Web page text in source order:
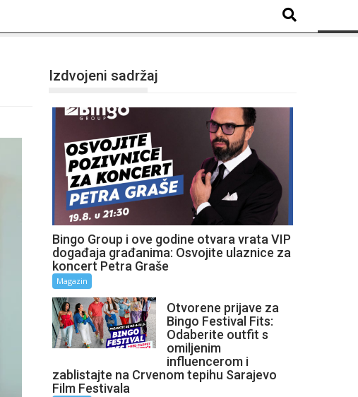
Izdvojeni sadržaj
Bingo Group i ove godine otvara vrata VIP
događaja građanima: Osvojite ulaznice za
koncert Petra Graše
Magazin
Otvorene prijave za
Bingo Festival Fits:
Odaberite outfit s
omiljenim
influencerom i
zablistajte na Crvenom tepihu Sarajevo
Film Festivala